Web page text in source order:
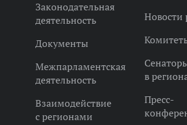
Законодательная
деятельность
Документы
Межпарламентская
деятельность
Взаимодействие
с регионами
Новости
в
Пресс-